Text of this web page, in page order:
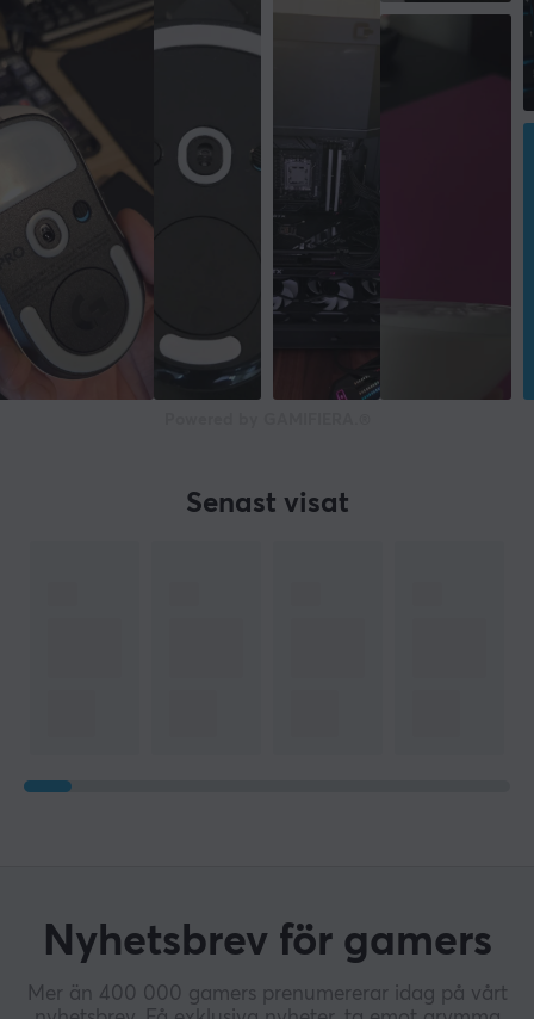
Senast visat
Nyhetsbrev för gamers
Mer än 400 000 gamers prenumererar idag på vårt